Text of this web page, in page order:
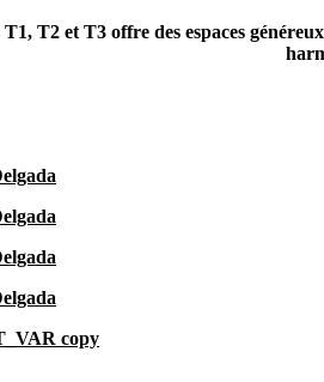
T2 et T3 offre des espaces